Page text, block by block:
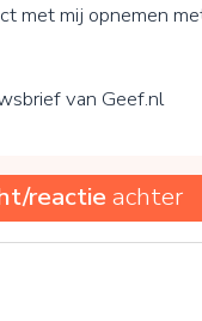
met mij opnemen
van Geef.nl
reactie achter